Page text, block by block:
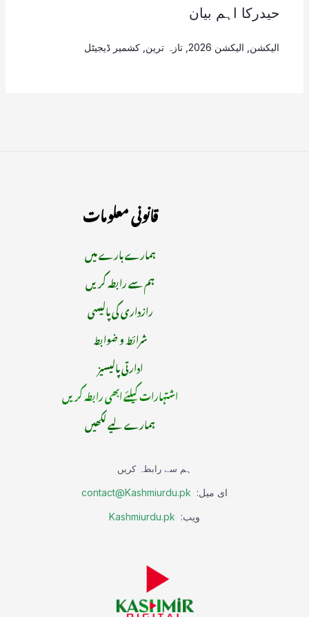
حیدرکا اہم بیان
الیکشن الیکشن 2026 , تازہ ترین کشمیر ڈیجیٹل
قانونی معلومات
ہمارے بارے میں
ہم سے رابطہ کریں
رازداری کی پالیسی
شرائط و ضوابط
ادارتی پالیسیز
اشتہارات کیلئے ابھی رابطہ کریں
ہمارے لیے لکھیں
ہم سے رابطہ کریں
ای میل: contact@Kashmiurdu.pk
ویب: Kashmiurdu.pk